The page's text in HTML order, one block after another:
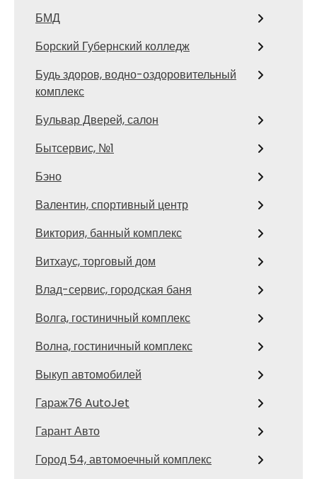
БМД
Борский Губернский колледж
Будь здоров, водно-оздоровительный
комплекс
Бульвар Дверей, салон
Бытсервис, №1
Бэно
Валентин, спортивный центр
Виктория, банный комплекс
Витхаус, торговый дом
Влад-сервис, городская баня
Волга, гостиничный комплекс
Волна, гостиничный комплекс
Выкуп автомобилей
Гараж76 AutoJet
Гарант Авто
Город 54, автомоечный комплекс